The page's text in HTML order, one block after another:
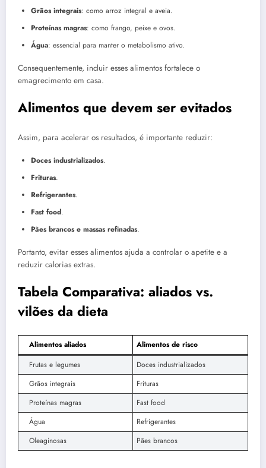
Grãos integrais: como arroz integral e aveia.
Proteínas magras: como frango, peixe e ovos.
Água: essencial para manter o metabolismo ativo.
Consequentemente, incluir esses alimentos fortalece o
emagrecimento em casa.
Alimentos que devem ser evitados
Assim, para acelerar os resultados, é importante reduzir:
Doces industrializados.
Frituras.
Refrigerantes.
Fast food.
Pães brancos e massas refinadas.
Portanto, evitar esses alimentos ajuda a controlar o apetite e a
reduzir calorias extras.
Tabela Comparativa: aliados vs.
vilões da dieta
Alimentos aliados
Alimentos de risco
Frutas e legumes
Doces industrializados
Grãos integrais
Frituras
Proteínas magras
Fast food
Água
Refrigerantes
Oleaginosas
Pães brancos